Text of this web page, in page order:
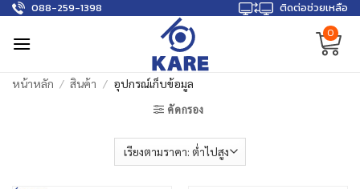
Skip
content
088-259-1398
ติดต่อช่วยเหลือ
0
หน้าหลัก / สินค้า / อุปกรณ์เก็บข้อมูล
คัดกรอง